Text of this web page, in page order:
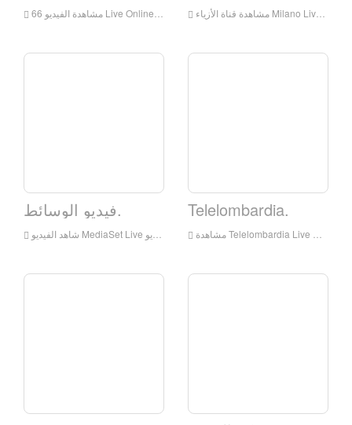
فيديو الوسائط.
شاهد الفيديو MediaSet Live على الإنترنت، فيديو MediaSet HD، فيديو، فيديو
Telelombardia.